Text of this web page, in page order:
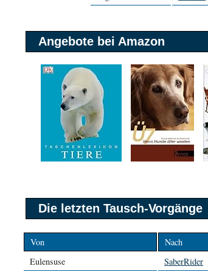
Angebote bei Amazon
Die letzten Tausch-Vorgänge
Von Nach
Eulensuse
SaberRider